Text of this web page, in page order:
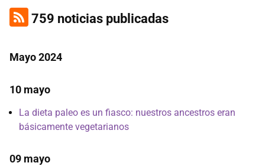
759 noticias publicadas
Mayo 2024
10 mayo
La dieta paleo es un fiasco: nuestros ancestros eran
básicamente vegetarianos
09 mayo